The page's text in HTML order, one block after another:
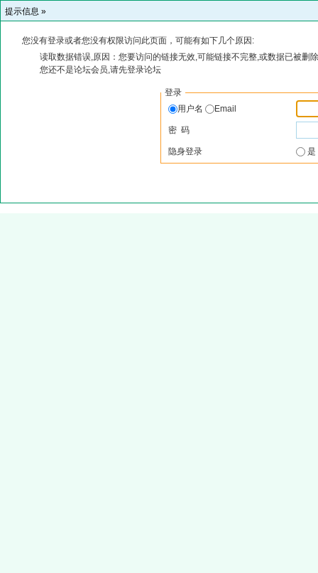
提示信息 »
您没有登录或者您没有权限访问此页面，可能有如下几个原因:
读取数据错误,原因：您要访问的链接无效,可能链接不完整,或数据已被删
您还不是论坛会员,请先登录论坛
登录
用户名
Email
密 码
隐身登录